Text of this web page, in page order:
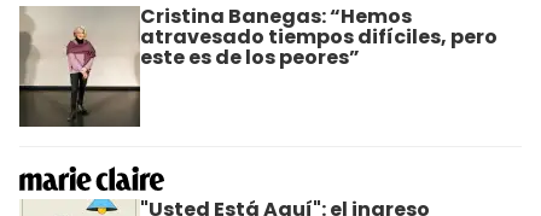
Cristina Banegas: “Hemos
atravesado tiempos difíciles, pero
este es de los peores”
"Usted Está Aquí": el ingreso